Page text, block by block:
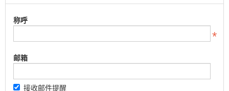
称呼
邮箱
接收邮件提醒